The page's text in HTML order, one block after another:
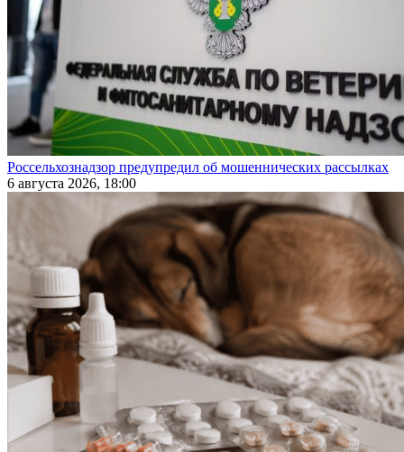
Россельхознадзор предупредил об мошеннических рассылках
6 августа 2026, 18:00